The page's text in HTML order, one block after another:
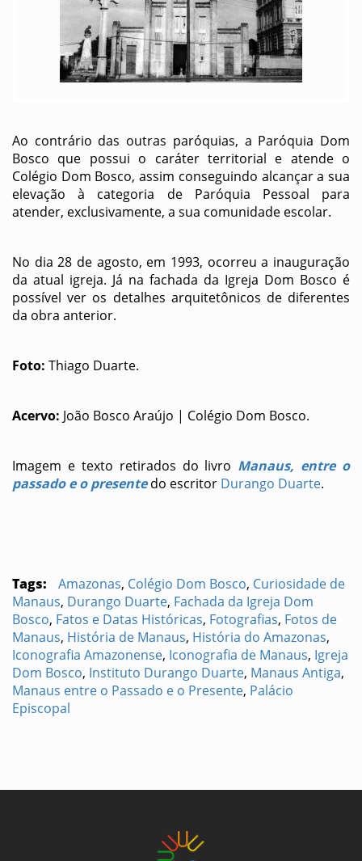
Ao contrário das outras paróquias, a Paróquia Dom
Bosco que possui o caráter territorial e atende o
Colégio Dom Bosco, assim conseguindo alcançar a sua
elevação à categoria de Paróquia Pessoal para
atender, exclusivamente, a sua comunidade escolar.
No dia 28 de agosto, em 1993, ocorreu a inauguração
da atual igreja. Já na fachada da Igreja Dom Bosco é
possível ver os detalhes arquitetônicos de diferentes
da obra anterior.
Foto: Thiago Duarte.
Acervo: João Bosco Araújo | Colégio Dom Bosco.
Imagem e texto retirados do livro Manaus, entre o
passado e o presentedo escritor Durango Duarte.
Tags: Amazonas, Colégio Dom Bosco, Curiosidade de
Manaus, Durango Duarte, Fachada da Igreja Dom
Bosco, Fatos e Datas Históricas, Fotografias, Fotos de
Manaus, História de Manaus, História do Amazonas,
Iconografia Amazonense, Iconografia de Manaus, Igreja
Dom Bosco, Instituto Durango Duarte, Manaus Antiga,
Manaus entre o Passado e o Presente, Palácio
Episcopal